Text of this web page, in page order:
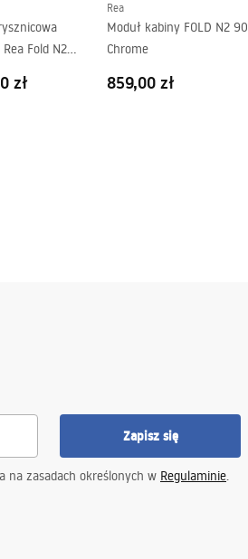
Fold N2
zł
Rea
Moduł kabiny FOLD N2 90
Chrome
859,00 zł
Zapisz się
na zasadach określonych w Regulaminie.